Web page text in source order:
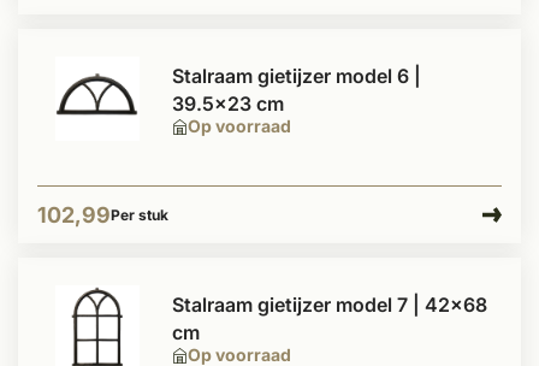
Op voorraad
Stalraam gietijzer model 6 |
39.5x23 cm
102,99Per stuk
Op voorraad
Stalraam gietijzer model 7 | 42x68
cm